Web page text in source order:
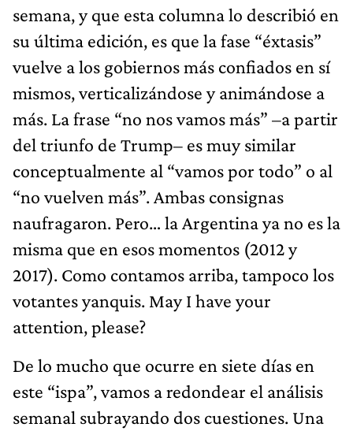
semana, y que esta columna lo describió en
su última edición, es que la fase “éxtasis”
vuelve a los gobiernos más confiados en sí
mismos, verticalizándose y animándose a
más. La frase “no nos vamos más” –a partir
del triunfo de Trump– es muy similar
conceptualmente al “vamos por todo” o al
“no vuelven más”. Ambas consignas
naufragaron. Pero… la Argentina ya no es la
misma que en esos momentos (2012 y
2017). Como contamos arriba, tampoco los
votantes yanquis. May I have your
attention, please?
De lo mucho que ocurre en siete días en
este “ispa”, vamos a redondear el análisis
semanal subrayando dos cuestiones. Una